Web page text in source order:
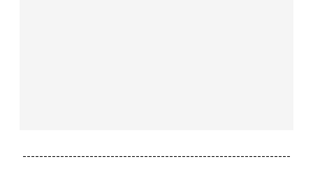
----------------------------------------------------------------